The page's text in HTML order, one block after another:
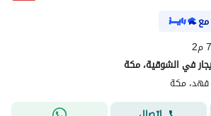
مع
فهد، مكة